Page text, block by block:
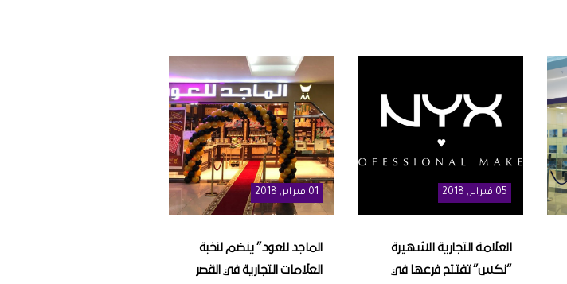
05 فبراير, 2018
العلامة التجارية الشهيرة
“نكس” تفتتح فرعها في
01 فبراير, 2018
الماجد للعود” ينضم لنخبة
العلامات التجارية في القصر